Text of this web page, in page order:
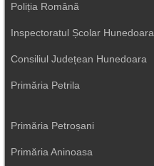
Poliția Română
Inspectoratul Școlar Hunedoara
Consiliul Județean Hunedoara
Primăria Petrila
Primăria Petroșani
Primăria Aninoasa